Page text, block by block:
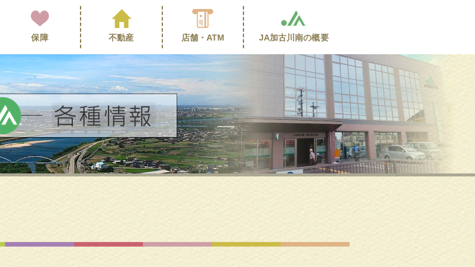
保障 不動産 店舗・ ATM JA加古川南の概要